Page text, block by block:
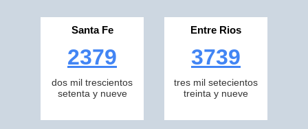
Santa Fe
2379
dos mil trescientos
setenta y nueve
Entre Rios
3739
tres mil setecientos
treinta y nueve